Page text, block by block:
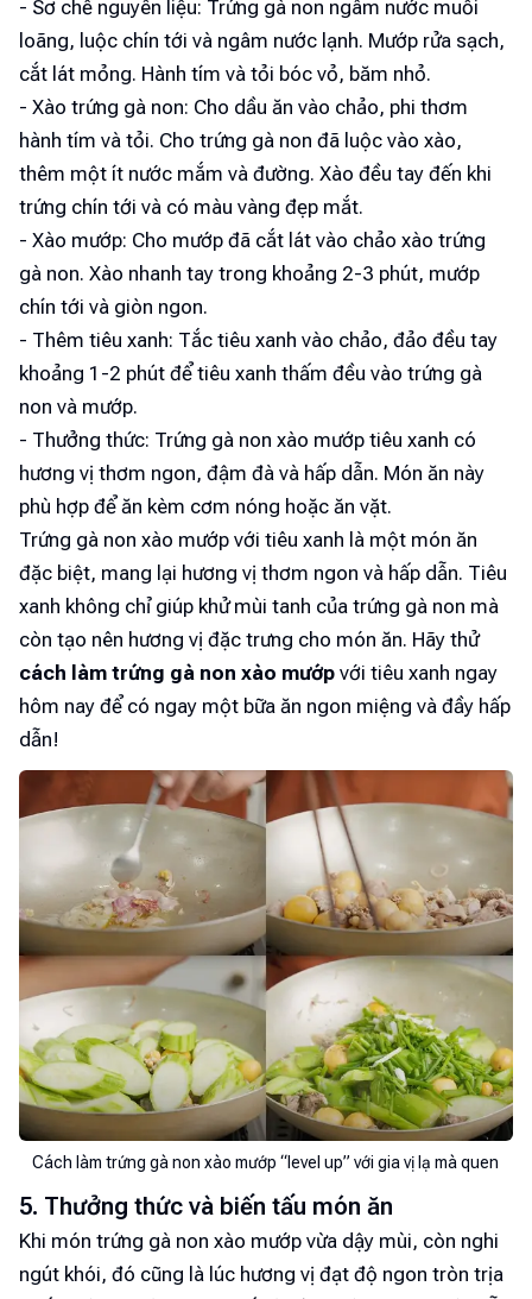
- Sơ chế nguyên liệu: Trứng gà non ngâm nước muối
loãng, luộc chín tới và ngâm nước lạnh. Mướp rửa sạch,
cắt lát mỏng. Hành tím và tỏi bóc vỏ, băm nhỏ.
- Xào trứng gà non: Cho dầu ăn vào chảo, phi thơm
hành tím và tỏi. Cho trứng gà non đã luộc vào xào,
thêm một ít nước mắm và đường. Xào đều tay đến khi
trứng chín tới và có màu vàng đẹp mắt.
- Xào mướp: Cho mướp đã cắt lát vào chảo xào trứng
gà non. Xào nhanh tay trong khoảng 2-3 phút, mướp
chín tới và giòn ngon.
- Thêm tiêu xanh: Tắc tiêu xanh vào chảo, đảo đều tay
khoảng 1-2 phút để tiêu xanh thấm đều vào trứng gà
non và mướp.
- Thưởng thức: Trứng gà non xào mướp tiêu xanh có
hương vị thơm ngon, đậm đà và hấp dẫn. Món ăn này
phù hợp để ăn kèm cơm nóng hoặc ăn vặt.
Trứng gà non xào mướp với tiêu xanh là một món ăn
đặc biệt, mang lại hương vị thơm ngon và hấp dẫn. Tiêu
xanh không chỉ giúp khử mùi tanh của trứng gà non mà
còn tạo nên hương vị đặc trưng cho món ăn. Hãy thử
cách làm trứng gà non xào mướp với tiêu xanh ngay
hôm nay để có ngay một bữa ăn ngon miệng và đầy hấp
dẫn!
Cách làm trứng gà non xào mướp “level up” với gia vị lạ mà quen
5. Thưởng thức và biến tấu món ăn
Khi món trứng gà non xào mướp vừa dậy mùi, còn nghi
ngút khói, đó cũng là lúc hương vị đạt độ ngon tròn trịa